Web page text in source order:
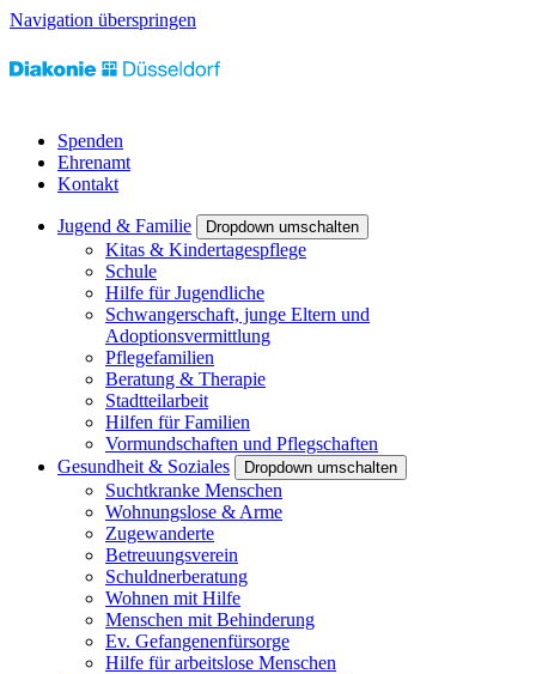
Navigation überspringen
Spenden
Ehrenamt
Kontakt
Jugend & Familie Dropdown umschalten
Kitas & Kindertagespflege
Schule
Hilfe für Jugendliche
Schwangerschaft, junge Eltern und
Adoptionsvermittlung
Pflegefamilien
Beratung & Therapie
Stadtteilarbeit
Hilfen für Familien
Vormundschaften und Pflegschaften
Gesundheit & Soziales
Dropdown umschalten
Suchtkranke Menschen
Wohnungslose & Arme
Zugewanderte
Betreuungsverein
Schuldnerberatung
Wohnen mit Hilfe
Menschen mit Behinderung
Ev. Gefangenenfürsorge
Hilfe für arbeitslose Menschen